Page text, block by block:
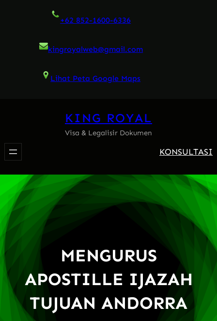
+62 852-1600-6336
kingroyalweb@gmail.com
Lihat Peta Google Maps
KING ROYAL
Visa & Legalisir Dokumen
KONSULTASI
MENGURUS
APOSTILLE IJAZAH
TUJUAN ANDORRA